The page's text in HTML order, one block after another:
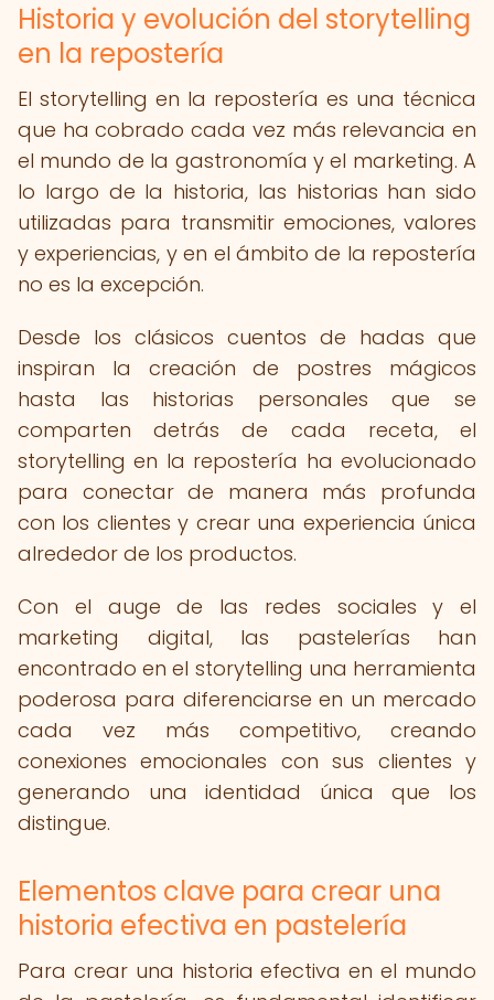
Historia y evolución del storytelling
en la repostería
El storytelling en la repostería es una técnica
que ha cobrado cada vez más relevancia en
el mundo de la gastronomía y el marketing. A
lo largo de la historia, las historias han sido
utilizadas para transmitir emociones, valores
y experiencias, y en el ámbito de la repostería
no es la excepción.
Desde los clásicos cuentos de hadas que
inspiran la creación de postres mágicos
hasta las historias personales que se
comparten detrás de cada receta, el
storytelling en la repostería ha evolucionado
para conectar de manera más profunda
con los clientes y crear una experiencia única
alrededor de los productos.
Con el auge de las redes sociales y el
marketing digital, las pastelerías han
encontrado en el storytelling una herramienta
poderosa para diferenciarse en un mercado
cada vez más competitivo, creando
conexiones emocionales con sus clientes y
generando una identidad única que los
distingue.
Elementos clave para crear una
historia efectiva en pastelería
Para crear una historia efectiva en el mundo